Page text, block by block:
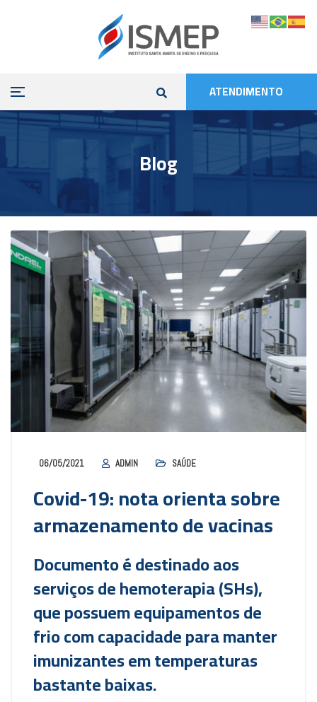
ATENDIMENTO
Blog
06/05/2021 ADMIN SAÚDE
Covid-19: nota orienta sobre
armazenamento de vacinas
Documento é destinado aos
serviços de hemoterapia (SHs),
que possuem equipamentos de
frio com capacidade para manter
imunizantes em temperaturas
bastante baixas.